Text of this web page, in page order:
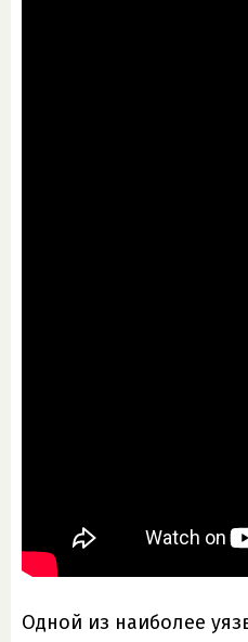
Одной из наиболее